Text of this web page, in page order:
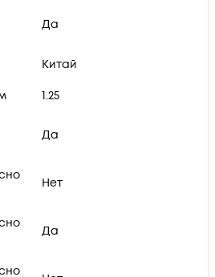
Да
Китай
1.25
Да
Нет
Да